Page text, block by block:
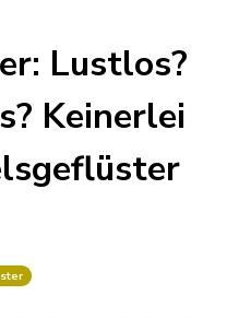
Lustlos?
Keinerlei